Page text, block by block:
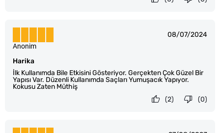
08/07/2024
Harika
İlk Kullanımda Bile Etkisini Gösteriyor. Gerçekten Çok Güzel Bir
Yapısı Var. Düzenli Kullanımda Saçları Yumuşacık Yapıyor.
Kokusu Zaten Müthiş
Anonim
(0)
(2)